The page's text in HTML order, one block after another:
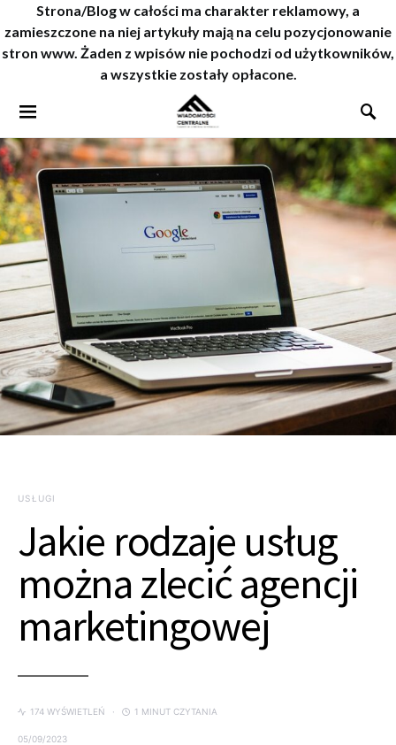
Strona/Blog w całości ma charakter reklamowy, a
zamieszczone na niej artykuły mają na celu pozycjonowanie
stron www. Żaden z wpisów nie pochodzi od użytkowników,
a wszystkie zostały opłacone.
USŁUGI
Jakie rodzaje usług
można zlecić agencji
marketingowej
174 WYŚWIETLEŃ 1 MINUT CZYTANIA
05/09/2023